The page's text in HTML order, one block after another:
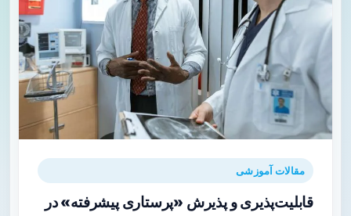
مقالات آموزشی
قابلیت‌پذیری و پذیرش «پرستاری پیشرفته» در